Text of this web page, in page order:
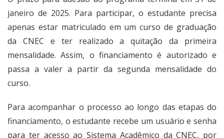
janeiro de 2025. Para participar, o estudante precisa
apenas estar matriculado em um curso de graduação
da CNEC e ter realizado a quitação da primeira
mensalidade. Assim, o financiamento é autorizado e
passa a valer a partir da segunda mensalidade do
curso.
Para acompanhar o processo ao longo das etapas do
financiamento, o estudante recebe um usuário e senha
para ter acesso ao Sistema Acadêmico da CNEC, por